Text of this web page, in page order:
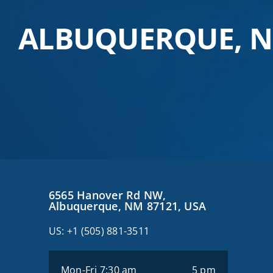
ALBUQUERQUE,
6565 Hanover Rd NW,
Albuquerque, NM 87121, USA
US: +1 (505) 881-3511
Mon-Fri 7:30 am 5 pm